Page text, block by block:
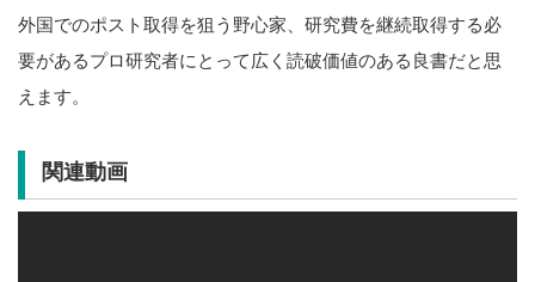
外国でのポスト取得を狙う野心家、研究費を継続取得する必
要があるプロ研究者にとって広く読破価値のある良書だと思
えます。
関連動画